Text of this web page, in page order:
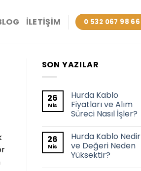
İLETIŞIM 0 532 067 98 66
SON YAZILAR
26
Nis
Hurda Kablo
Fiyatları ve Alım
Süreci Nasıl İşler?
26
Nis
Hurda Kablo Nedir
ve Değeri Neden
Yüksektir?